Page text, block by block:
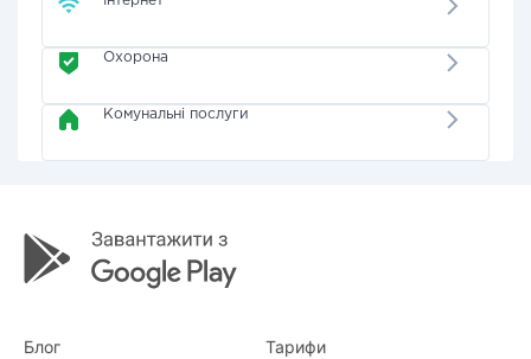
Охорона
Комунальні послуги
Блог Тарифи